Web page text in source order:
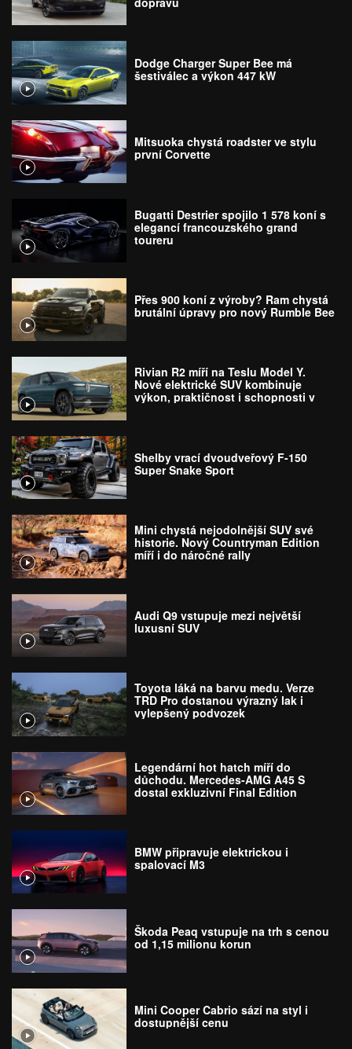
Dodge Charger Super Bee má
šestiválec a výkon 447 kW
Mitsuoka chystá roadster ve stylu
první Corvette
Bugatti Destrier spojilo 1 578 koní s
elegancí francouzského grand
toureru
Přes 900 koní z výroby? Ram chystá
brutální úpravy pro nový Rumble Bee
Rivian R2 míří na Teslu Model Y.
Nové elektrické SUV kombinuje
výkon, praktičnost i schopnosti v
Shelby vrací dvoudveřový F-150
Super Snake Sport
Mini chystá nejodolnější SUV své
historie. Nový Countryman Edition
míří i do náročné rally
Audi Q9 vstupuje mezi největší
luxusní SUV
Toyota láká na barvu medu. Verze
TRD Pro dostanou výrazný lak i
vylepšený podvozek
Legendární hot hatch míří do
důchodu. Mercedes-AMG A45 S
dostal exkluzivní Final Edition
BMW připravuje elektrickou i
spalovací M3
Škoda Peaq vstupuje na trh s cenou
od 1,15 milionu korun
Mini Cooper Cabrio sází na styl i
dostupnější cenu